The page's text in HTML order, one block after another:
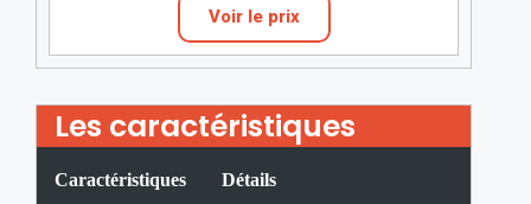
Voir le prix
Les caractéristiques
Caractéristiques Détails